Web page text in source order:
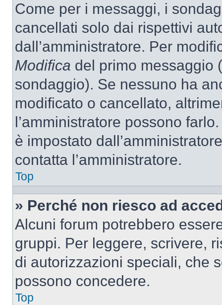
Come per i messaggi, i
cancellati solo dai rispettivi
dall’amministratore. Per
Modifica del primo messaggio
sondaggio). Se nessuno ha
modificato o cancellato,
l’amministratore possono
è impostato
contatta l’amministratore.
Top
» Perché non riesco ad
Alcuni forum potrebbero
gruppi. Per leggere, scrivere,
di autorizzazioni speciali, che
possono concedere.
Top